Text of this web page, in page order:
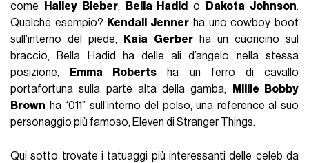
come
Hailey Bieber, Bella Hadid o Dakota Johnson.
Qualche esempio? Kendall Jenner ha uno cowboy boot
sull’interno del piede,
Kaia Gerberha un cuoricino sul
braccio, Bella Hadid ha delle ali d’angelo nella stessa
posizione,
Emma Roberts ha un ferro di cavallo
portafortuna sulla parte alta della gamba,
Millie Bobby
Brown ha “011” sull’interno del polso, una reference al suo
personaggio più famoso, Eleven di Stranger Things.
Qui sotto trovate i tatuaggi più interessanti delle celeb da